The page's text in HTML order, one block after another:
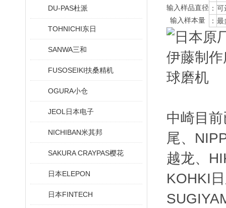
DU-PAS杜派
TOHNICHI东日
SANWA三和
FUSOSEIKI扶桑精机
OGURA小仓
JEOL日本电子
NICHIBAN米其邦
SAKURA CRAYPAS樱花
日本ELEPON
日本FINTECH
输入样品直径 ： 可
输入样本量
： 最
中崎目
尾、
越龙、
KOHKI